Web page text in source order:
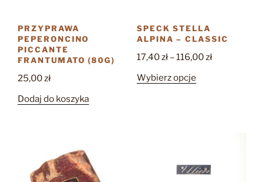
PRZYPRAWA
PEPERONCINO
PICCANTE
FRANTUMATO (80G)
25,00zł
Dodaj do koszyka
SPECK STELLA
ALPINA – CLASSIC
17,40zł –116,00złZakres
Wybierz opcjeTen
można
wybrać